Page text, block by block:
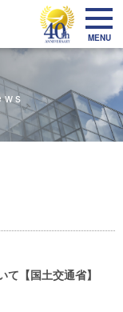
MENU
【国土交通省】